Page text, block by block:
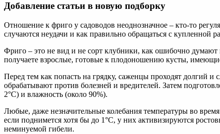
Добавление статьи в новую подборку
Отношение к фриго у садоводов неоднозначное – кто-то
случаются неудачи и как правильно обращаться с купленной
Фриго – это не вид и не сорт клубники, как ошибочно
получаете взрослые, готовые к плодоношению кусты,
Перед тем как попасть на грядку, саженцы проходят долгий
обрабатывают против болезней и вредителей. Затем
2°С) и влажность (около 90%).
Любые, даже незначительные колебания температуры во
если поднимется хотя бы до 1°С, у них активизируются
неминуемой гибели.